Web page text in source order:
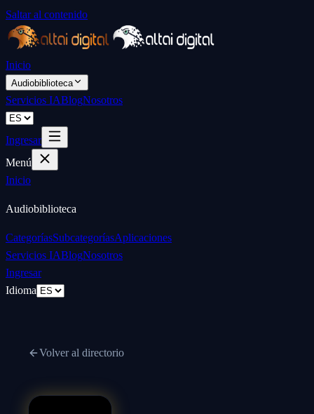
Saltar al contenido
Inicio
Audiobiblioteca
Servicios IABlogNosotros
Ingresar
Menú
Inicio
Audiobiblioteca
CategoríasSubcategoríasAplicaciones
Servicios IABlogNosotros
Ingresar
Idioma
Volver al directorio